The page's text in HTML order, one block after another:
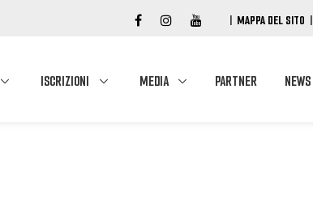
| MAPPA DEL SITO |
ISCRIZIONI MEDIA PARTNER NEWS